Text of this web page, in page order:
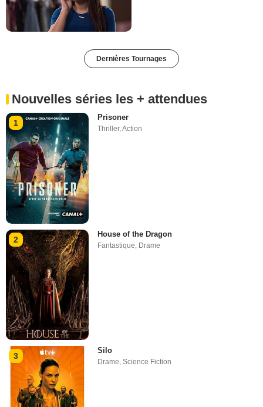
Dernières Tournages
Nouvelles séries les + attendues
1
Prisoner
Thriller,Action
2
House of the Dragon
Fantastique Drame
3
Silo
Drame,Science Fiction